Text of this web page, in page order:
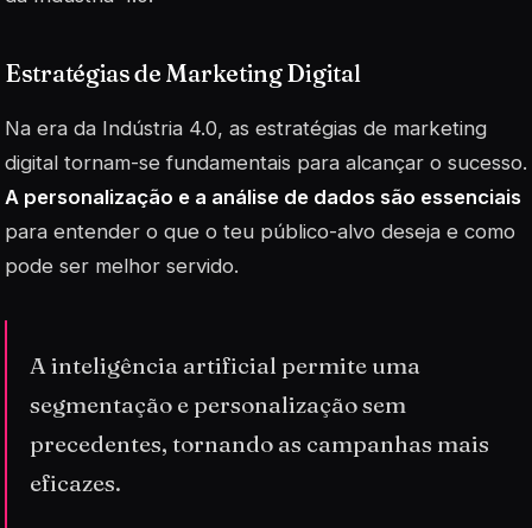
Estratégias de Marketing Digital
Na era da Indústria 4.0, as estratégias de marketing
digital tornam-se fundamentais para alcançar o sucesso.
A personalização e a análise de dados são essenciais
para entender o que o teu público-alvo deseja e como
pode ser melhor servido.
A inteligência artificial permite uma
segmentação e personalização sem
precedentes, tornando as campanhas mais
eficazes.